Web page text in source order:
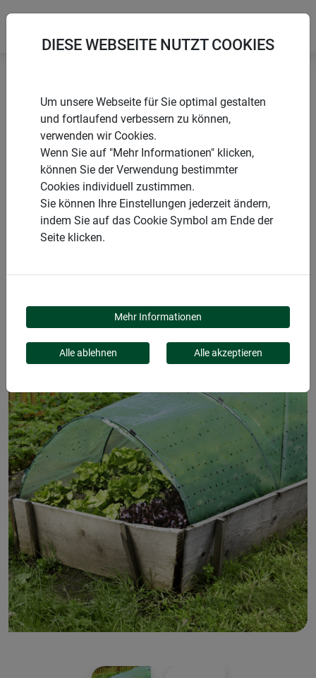
Startseite
Wachstum fördern
Flexi-Tunnelbogen-Set für Folien und Vliese
PRODUKTE
FLEXI-TUNNELBOGEN-
SET FÜR FOLIEN UND
VLIESE
DIESE WEBSEITE NUTZT COOKIES
Um unsere Webseite für Sie optimal gestalten
und fortlaufend verbessern zu können,
verwenden wir Cookies.
Wenn Sie auf "Mehr Informationen" klicken,
können Sie der Verwendung bestimmter
Cookies individuell zustimmen.
Sie können Ihre Einstellungen jederzeit ändern,
indem Sie auf das Cookie Symbol am Ende der
Seite klicken.
Mehr Informationen
Alle ablehnen Alle akzeptieren